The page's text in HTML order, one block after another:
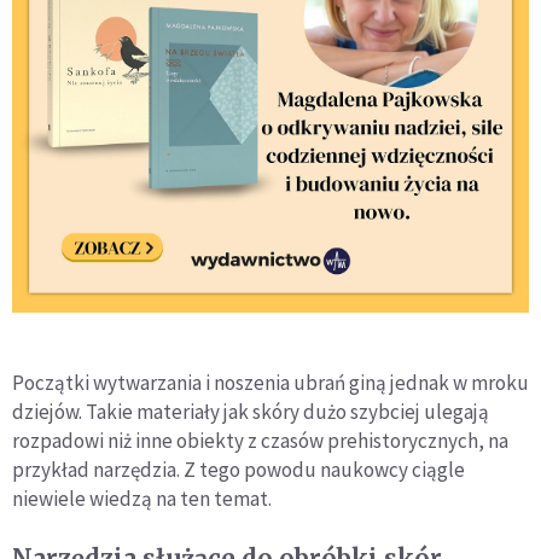
Początki wytwarzania i noszenia ubrań giną jednak w mroku
dziejów. Takie materiały jak skóry dużo szybciej ulegają
rozpadowi niż inne obiekty z czasów prehistorycznych, na
przykład narzędzia. Z tego powodu naukowcy ciągle
niewiele wiedzą na ten temat.